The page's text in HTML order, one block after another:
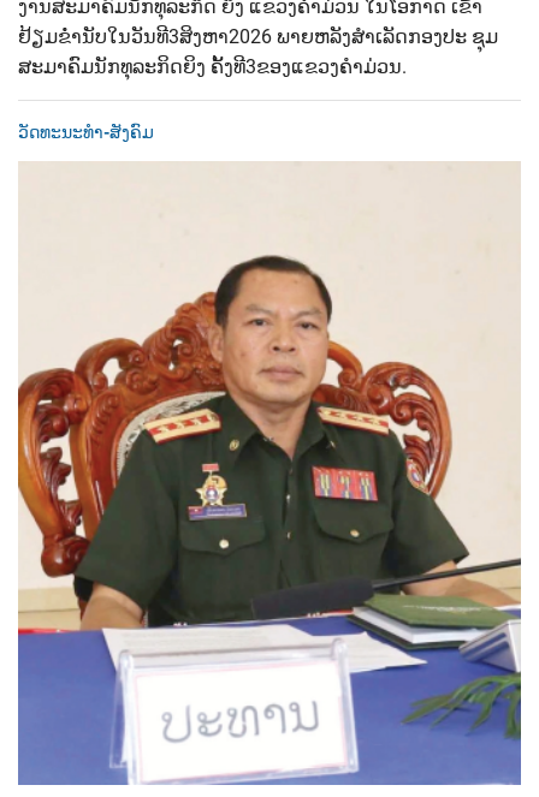
ງານສະມາຄົມນັກທຸລະກິດ ຍິງ​ ແຂວງຄຳມ່ວນ​ ໃນໂອກາດ ເຂົ້າ
ຢ້ຽມຂໍ່ານັບ​ໃນວັນທີ​3​ສິງຫາ​2026​ ພາຍຫລັງສໍາເລັດກອງປະ​ ຊຸມ
ສະມາຄົມນັກທຸລະກິດຍິງ​ ຄັ້ງທີ​3​ຂອງແຂວງຄໍາມ່ວນ.​
ວັດທະນະທຳ-ສັງຄົມ